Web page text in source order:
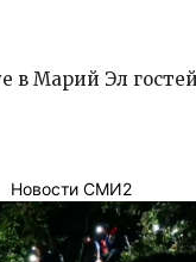
в Марий Эл гостей
Новости СМИ2